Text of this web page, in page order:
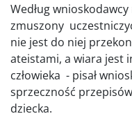
Według
zmuszony
nie jest do niej
ateistami, a wiara jest
człowieka - pisał
sprzeczność
dziecka.